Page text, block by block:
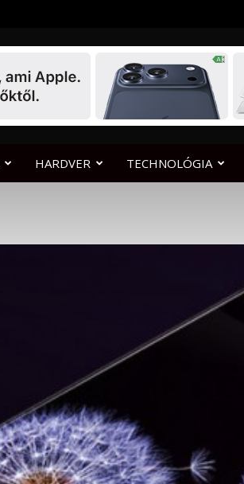
HARDVER TECHNOLÓGIA